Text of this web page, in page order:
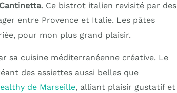
. Ce bistrot italien revisité par des
entre Provence et Italie. Les pâtes
pour mon plus grand plaisir.
sa cuisine méditerranéenne créative. Le
des assiettes aussi belles que
de Marseille, alliant plaisir gustatif et